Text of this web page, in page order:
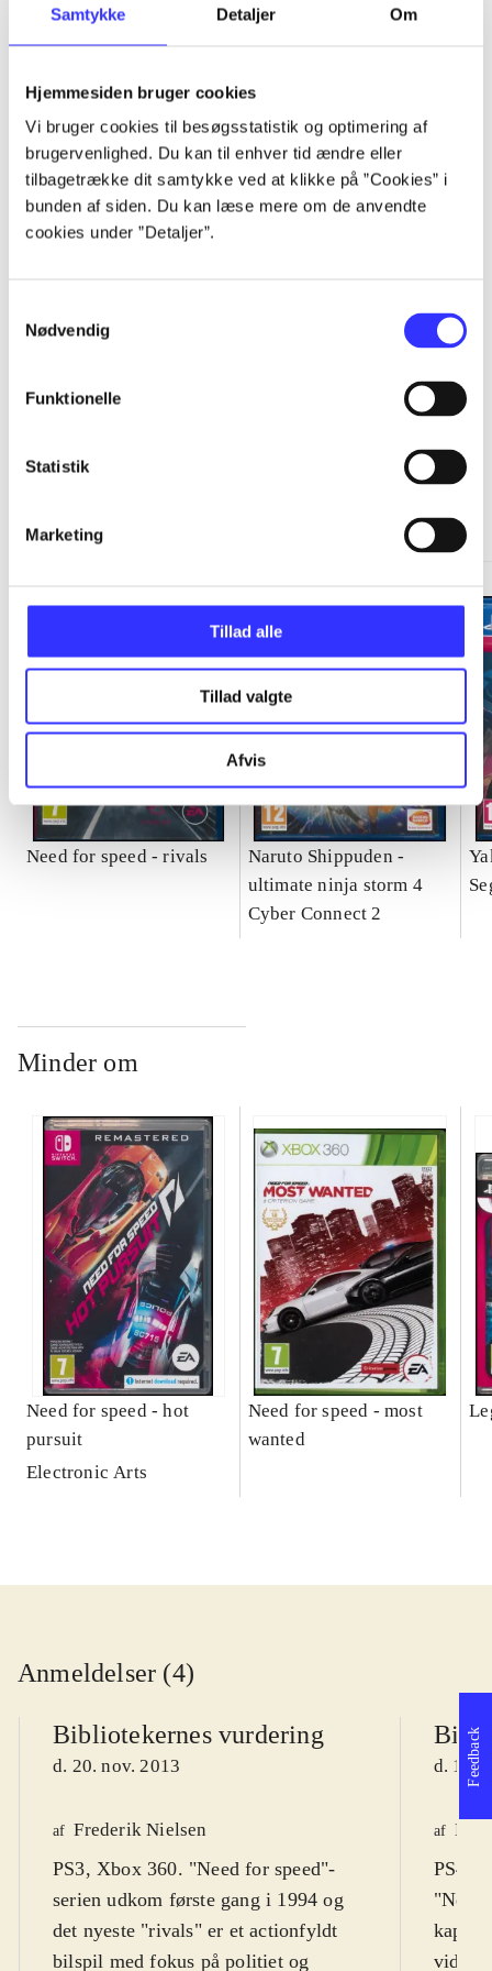
Samtykke Detaljer Om
Hjemmesiden bruger cookies
Vi bruger cookies til besøgsstatistik og optimering af
brugervenlighed. Du kan til enhver tid ændre eller
tilbagetrække dit samtykke ved at klikke på ”Cookies” i
bunden af siden. Du kan læse mere om de anvendte
cookies under ”Detaljer”.
Nødvendig
Funktionelle
Statistik
Marketing
Tillad alle
Tillad valgte
Afvis
...
...
...
Playstation hits
Need for speed - rivals
Naruto Shippuden -
ultimate ninja storm 4
Cyber Connect 2
Minder om
Need for speed - hot
pursuit
Electronic Arts
Need for speed - most
wanted
Anmeldelser (4)
Bibliotekernes vurdering
d. 20. nov. 2013
af Frederik Nielsen
PS3, Xbox 360. "Need for speed"-
serien udkom første gang i 1994 og
det nyeste "rivals" er et actionfyldt
bilspil med fokus på politiet og
d. 17.
af
PS4,
"Need
videre
Feedback